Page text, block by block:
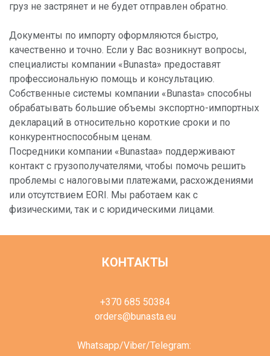
КОНТАКТЫ
+370 685 50384
orders@bunasta.eu
Whatsapp/Viber/Telegram:
груз не застрянет и не будет отправлен обратно.
Документы по импорту оформляются быстро,
качественно и точно. Если у Вас возникнут вопросы,
специалисты компании «Bunasta» предоставят
профессиональную помощь и консультацию.
Собственные системы компании «Bunasta» способны
обрабатывать большие объемы экспортно-импортных
деклараций в относительно короткие сроки и по
конкурентноспособным ценам.
Посредники компании «Bunastaа» поддерживают
контакт с грузополучателями, чтобы помочь решить
проблемы с налоговыми платежами, расхождениями
или отсутствием EORI. Мы работаем как с
физическими, так и с юридическими лицами.